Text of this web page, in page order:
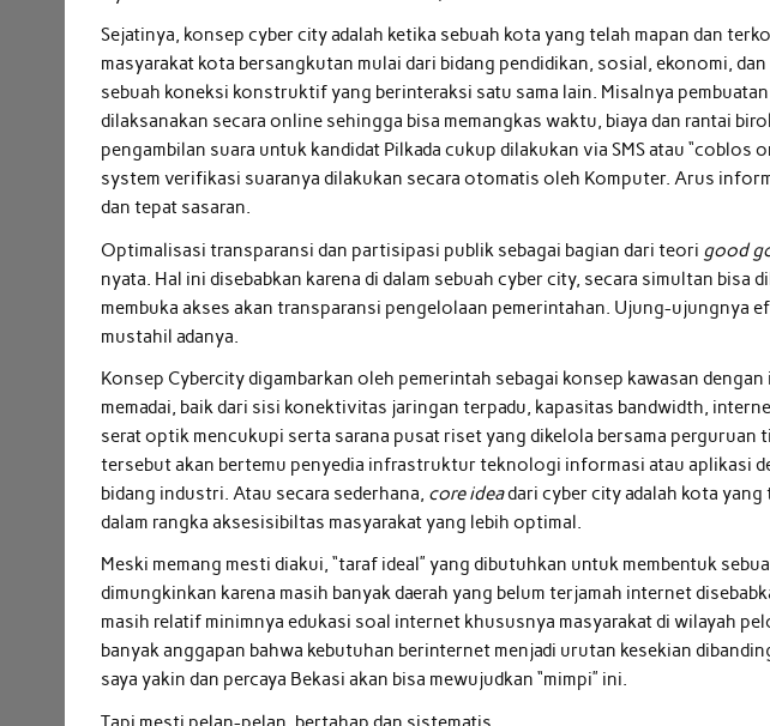
Sejatinya, konsep cyber city adalah ketika sebuah kota yang telah mapan dan
masyarakat kota bersangkutan mulai dari bidang pendidikan, sosial, ekonomi, dan
sebuah koneksi konstruktif yang berinteraksi satu sama lain. Misalnya pembuatan
dilaksanakan secara online sehingga bisa memangkas waktu, biaya dan rantai
pengambilan suara untuk kandidat Pilkada cukup dilakukan via SMS atau “coblos
system verifikasi suaranya dilakukan secara otomatis oleh Komputer. Arus
dan tepat sasaran.
Optimalisasi transparansi dan partisipasi publik sebagai bagian dari teori good
nyata. Hal ini disebabkan karena di dalam sebuah cyber city, secara simultan bisa
membuka akses akan transparansi pengelolaan pemerintahan. Ujung-ujungnya
mustahil adanya.
Konsep Cybercity digambarkan oleh pemerintah sebagai konsep kawasan
memadai, baik dari sisi konektivitas jaringan terpadu, kapasitas bandwidth,
serat optik mencukupi serta sarana pusat riset yang dikelola bersama perguruan
tersebut akan bertemu penyedia infrastruktur teknologi informasi atau aplikasi
bidang industri. Atau secara sederhana, core ideadari cyber city adalah kota
dalam rangka aksesisibiltas masyarakat yang lebih optimal.
Meski memang mesti diakui, “taraf ideal” yang dibutuhkan untuk membentuk
dimungkinkan karena masih banyak daerah yang belum terjamah internet
masih relatif minimnya edukasi soal internet khususnya masyarakat di wilayah
banyak anggapan bahwa kebutuhan berinternet menjadi urutan kesekian
saya yakin dan percaya Bekasi akan bisa mewujudkan “mimpi” ini.